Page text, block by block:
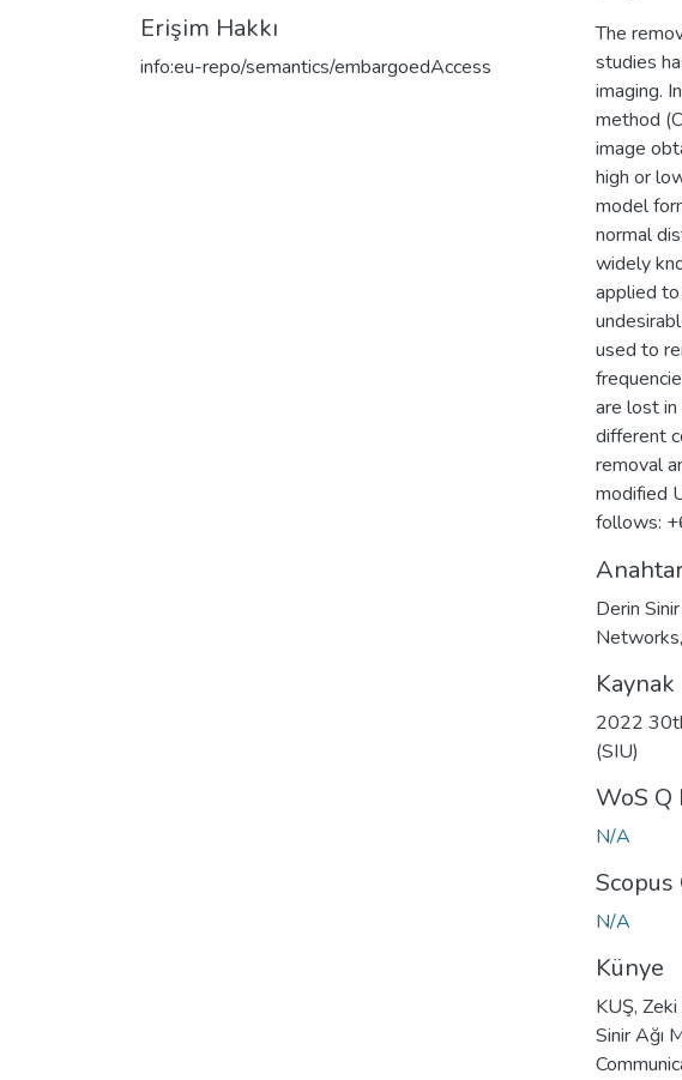
Erişim Hakkı
info:eu-repo/semantics/embargoedAccess
The
studies
imaging.
method
image
high or
model
normal
widely
applied
used to
are lost in
different
removal
modified
follows:
Derin Sinir
Networks,
Kaynak
2022
(SIU)
WoS Q
N/A
N/A
Künye
KUŞ,
Sinir Ağı